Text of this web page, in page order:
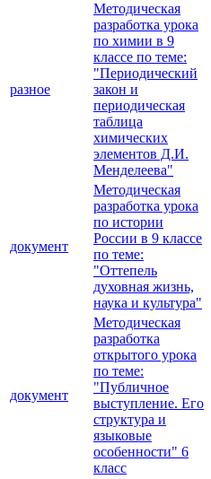
разное
Методическая
разработка урока
по химии в 9
классе по теме:
"Периодический
закон и
периодическая
таблица
химических
элементов Д.И.
Менделеева"
документ
Методическая
разработка урока
по истории
России в 9 классе
по теме:
"Оттепель
духовная жизнь,
наука и культура"
документ
Методическая
разработка
открытого урока
по теме:
"Публичное
выступление. Его
структура и
языковые
особенности" 6
класс